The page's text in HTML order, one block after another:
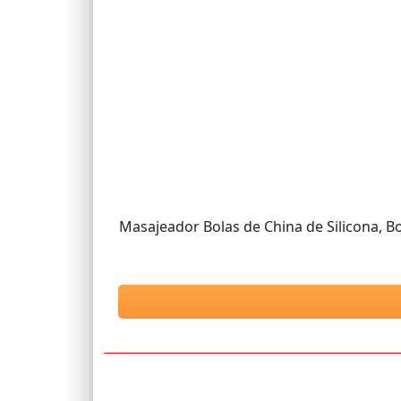
Masajeador Bolas de China de Silicona,